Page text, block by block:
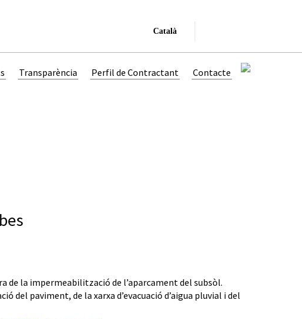
Català
Transparència Perfil de Contractant Contacte
de la impermeabilització de l’aparcament del subsòl.
del paviment, de la xarxa d’evacuació d’aigua pluvial i del